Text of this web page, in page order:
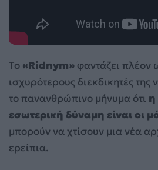
Το«Ridnym» φαντάζει πλέον
ισχυρότερους διεκδικητές της
το πανανθρώπινο μήνυμα ότι η
εσωτερική δύναμη είναι οι
μπορούν να χτίσουν μια νέα
ερείπια.